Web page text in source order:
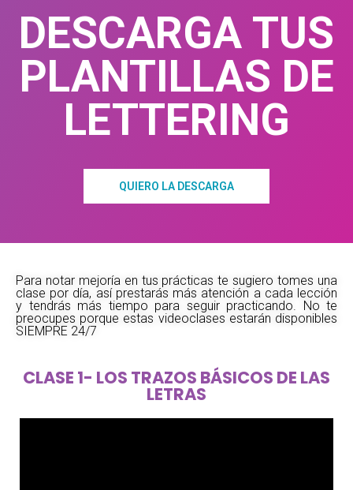
DESCARGA TUS
PLANTILLAS DE
LETTERING
QUIERO LA DESCARGA
Para notar mejoría en tus prácticas te sugiero tomes una
clase por día, así prestarás más atención a cada lección
y tendrás más tiempo para seguir practicando. No te
preocupes porque estas videoclases estarán disponibles
SIEMPRE 24/7
CLASE 1- LOS TRAZOS BÁSICOS DE LAS
LETRAS